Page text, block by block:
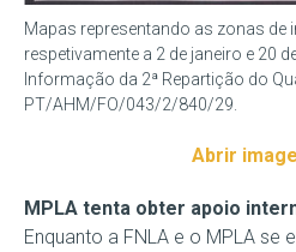
Mapas representando as zonas de
respetivamente a 2 de janeiro e 20
Informação da 2ª Repartição do
PT/AHM/FO/043/2/840/29.
Abrir
MPLA tenta obter apoio
Enquanto a FNLA e o MPLA se